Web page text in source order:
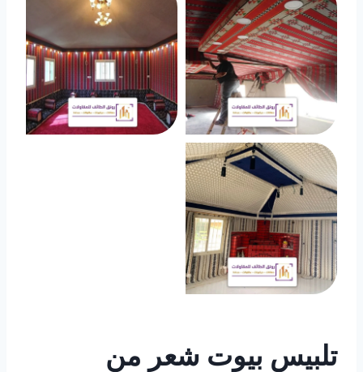
تلبيس بيوت شعر من